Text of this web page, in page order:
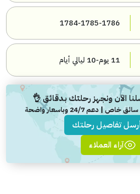
1784-1785-1786
11 يوم-10 ليالي أيام
الآن ونجهز رحلتك بدقائق 👌
| دعم 24/7 وباسعار واضحة
تفاصيل رحلتك
آراء العملاء